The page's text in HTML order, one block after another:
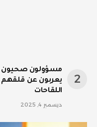
مسؤولون صحيون
يعربون عن
اللقاحات
ديسمبر 4, 2025